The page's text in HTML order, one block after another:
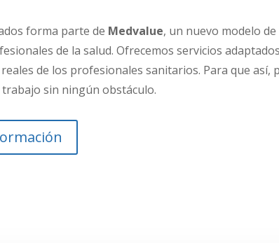
forma parte de Medvalue, un nuevo modelo
de la salud.Ofrecemos servicios
reales de los profesionalessanitarios. Para que así,
sin ningún obstáculo.